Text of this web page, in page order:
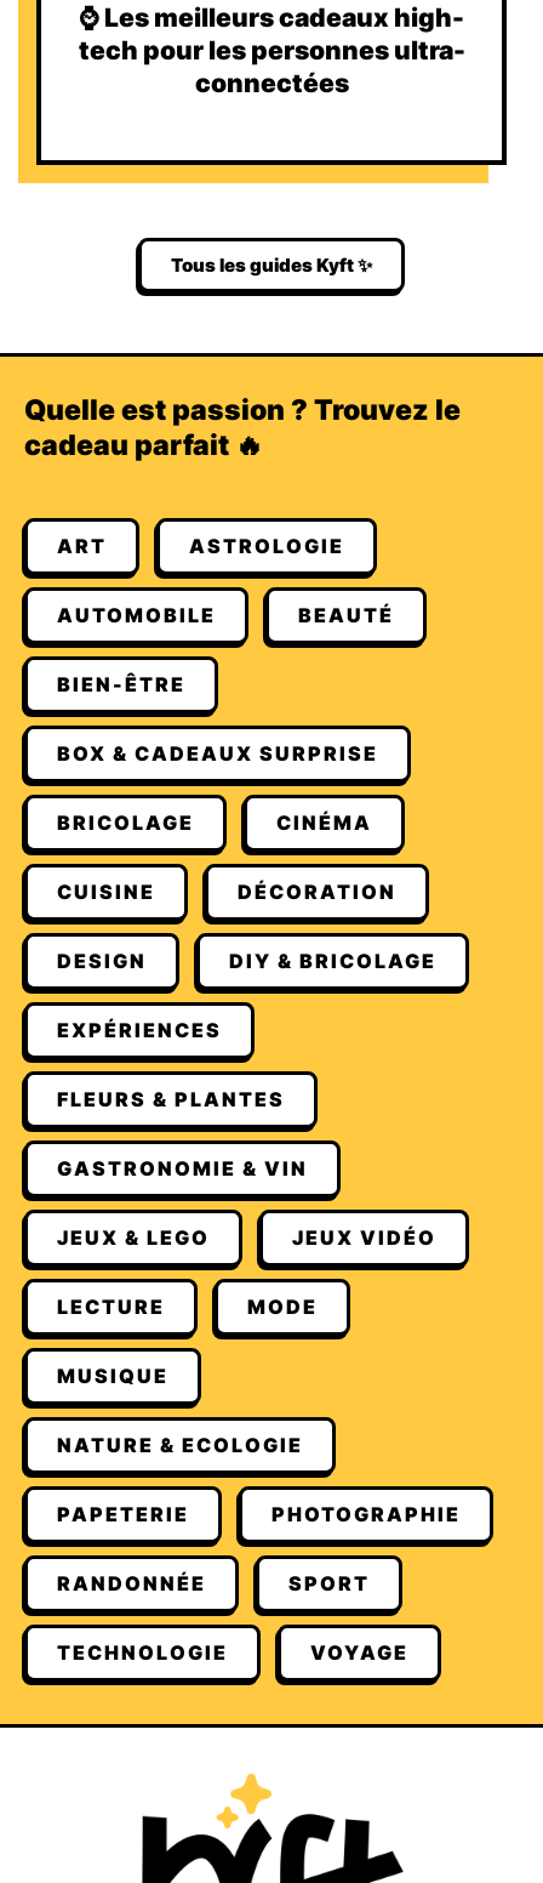
⌚️ Les meilleurs cadeaux high-
tech pour les personnes ultra-
connectées
Tous les guides Kyft ✨
Quelle est passion ? Trouvez le
cadeau parfait 🔥
ART ASTROLOGIE
AUTOMOBILE BEAUTÉ
BIEN-ÊTRE
BOX & CADEAUX SURPRISE
BRICOLAGE CINÉMA
CUISINE DÉCORATION
DESIGN DIY & BRICOLAGE
EXPÉRIENCES
FLEURS & PLANTES
GASTRONOMIE & VIN
JEUX & LEGO JEUX VIDÉO
LECTURE MODE
MUSIQUE
NATURE & ECOLOGIE
PAPETERIE PHOTOGRAPHIE
RANDONNÉE SPORT
TECHNOLOGIE VOYAGE